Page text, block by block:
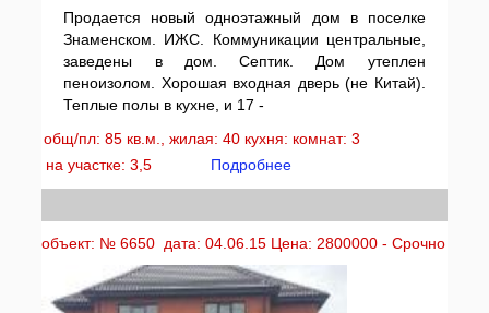
Продается новый одноэтажный дом в поселке
Знаменском. ИЖС. Коммуникации центральные,
заведены в дом. Септик. Дом утеплен
пеноизолом. Хорошая входная дверь (не Китай).
Теплые полы в кухне, и 17 -
общ/пл: 85 кв.м., жилая: 40 кухня: комнат: 3
на участке: 3,5
Подробнее
объект: № 6650 дата: 04.06.15 Цена: 2800000 - Срочно